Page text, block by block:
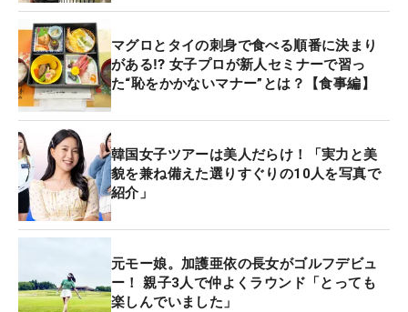
マグロとタイの刺身で食べる順番に決まり
がある⁉ 女子プロが新人セミナーで習っ
た“恥をかかないマナー”とは？【食事編】
韓国女子ツアーは美人だらけ！「実力と美
貌を兼ね備えた選りすぐりの10人を写真で
紹介」
元モー娘。加護亜依の長女がゴルフデビュ
ー！ 親子3人で仲よくラウンド「とっても
楽しんでいました」